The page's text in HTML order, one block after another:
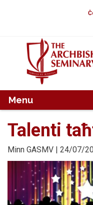
Menu
Talenti
Minn GASMV | 24/07/